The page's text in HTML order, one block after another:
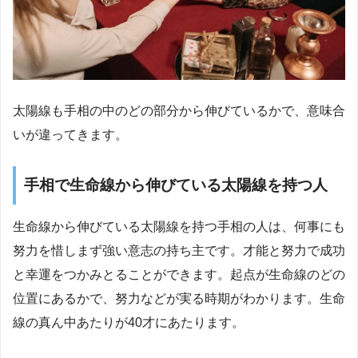
太陽線も手相の中のどの部分から伸びているかで、意味合
いが違ってきます。
手相で生命線から伸びている太陽線を持つ人
生命線から伸びている太陽線を持つ手相の人は、何事にも
努力を惜しまず強い意志の持ち主です。才能と努力で成功
と幸運をつかみとることができます。起点が生命線のどの
位置にあるかで、努力などが実る時期がわかります。生命
線の真ん中あたりが40才にあたります。